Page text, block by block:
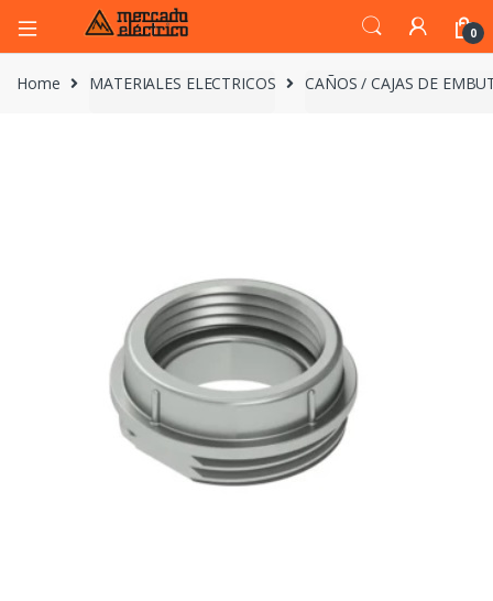
0
Home MATERIALES ELECTRICOS CAÑOS / CAJAS DE